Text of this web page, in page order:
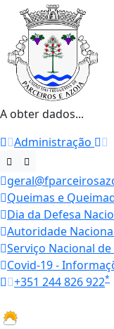
A obter dados...
Administração
Queimas e
Dia da Defesa
Autoridade
Serviço Nacional de
Covid-19 -
+351 244 826 922*